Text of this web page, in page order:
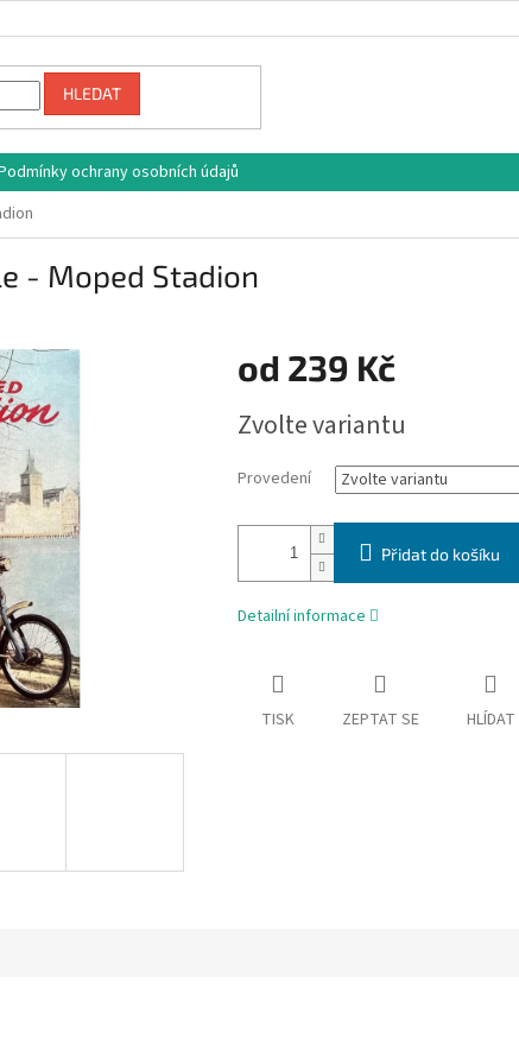
HLEDAT
ochrany osobních údajů
- Moped Stadion
od 239 Kč
cena:
Zvolte variantu
Provedení
Přidat do košíku
Detailní informace
TISK ZEPTAT SE HLÍDAT